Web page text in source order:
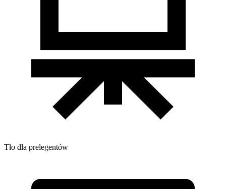
Tło dla prelegentów